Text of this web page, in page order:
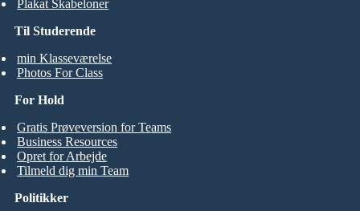
Til Studerende
min Klasseværelse
Photos For Class
Plakat Skabeloner
For Hold
Gratis Prøveversion for Teams
Business Resources
Opret for Arbejde
Tilmeld dig min Team
Politikker